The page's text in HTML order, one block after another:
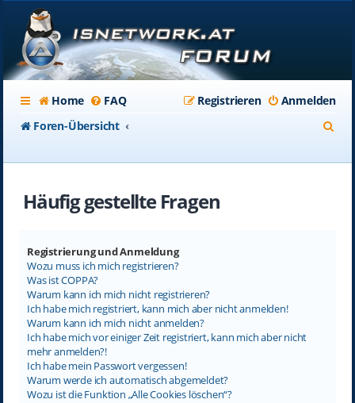
Home FAQ Anmelden
Registrieren
Foren-Übersicht
Häufig gestellte Fragen
Registrierung und Anmeldung
Wozu muss ich mich registrieren?
Was ist COPPA?
Warum kann ich mich nicht registrieren?
Ich habe mich registriert, kann mich aber nicht anmelden!
Warum kann ich mich nicht anmelden?
Ich habe mich vor einiger Zeit registriert, kann mich aber nicht
mehr anmelden?!
Ich habe mein Passwort vergessen!
Warum werde ich automatisch abgemeldet?
Wozu ist die Funktion „Alle Cookies löschen“?